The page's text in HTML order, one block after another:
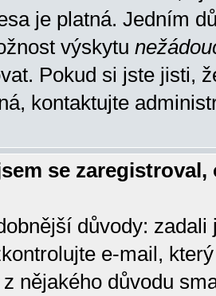
je platná. Jedním
výskytu
Pokud si jste jisti,
kontaktujte
se
důvody:
e-mail,
nějakého důvodu